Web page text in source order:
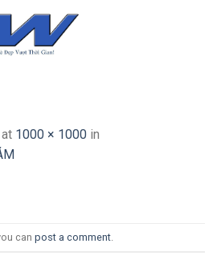
at 1000 × 1000 in
can post a comment